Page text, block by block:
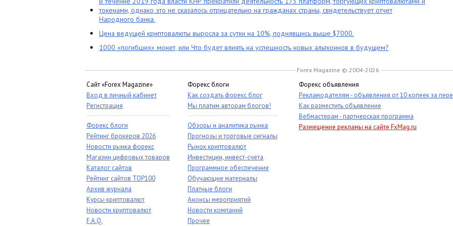
токенами, однако это не сказалось отрицательно на гражданах страны, свидетельствует отчет
Народного банка.
Цена ведущей криптовалюты выросла за сутки на 10%, поднявшись выше $7000.
1000 «погибших» монет, или Что будет влиять на успешность новых альткоинов в будущем?
Forex Magazine © 2004-2026
Сайт «Forex Magazine»
Вход в личный кабинет
Регистрация
Форекс блоги
Рейтинг брокеров 2026
Новости рынка форекс
Магазин цифровых товаров
Каталог сайтов
Рейтинг сайтов TOP100
Архив журнала
Курсы криптовалют
Новости криптовалют
F.A.Q.
Форекс блоги
Как создать форекс блог
Мы платим авторам блогов!
Обзоры и аналитика рынка
Прогнозы и торговые сигналы
Рынок криптовалют
Инвестиции, инвест-счета
Программное обеспечение
Обучающие материалы
Платные блоги
Анонсы мероприятий
Новости компаний
Прочее
Форекс объявления
Рекламодателям - объявления от 10 копеек за
Как разместить объявление
Вебмастерам - партнерская программа
Размещение рекламы на сайте FxMag.ru